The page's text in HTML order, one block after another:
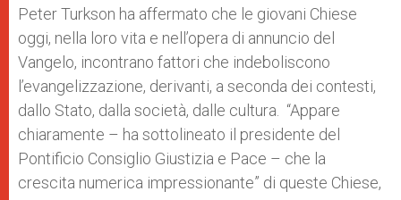
Peter Turkson ha affermato che le giovani Chiese
oggi, nella loro vita e nell’opera di annuncio del
Vangelo, incontrano fattori che indeboliscono
l’evangelizzazione, derivanti, a seconda dei contesti,
dallo Stato, dalla società, dalle cultura. “Appare
chiaramente – ha sottolineato il presidente del
Pontificio Consiglio Giustizia e Pace – che la
crescita numerica impressionante” di queste Chiese,